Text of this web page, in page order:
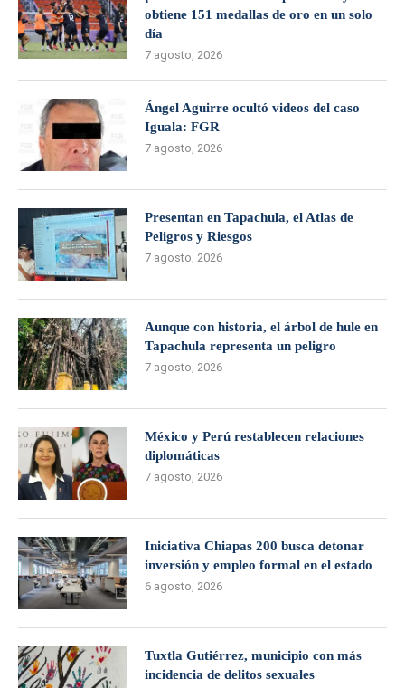
obtiene 151 medallas de oro en un solo
día
7 agosto, 2026
Ángel Aguirre ocultó videos del caso
Iguala: FGR
7 agosto, 2026
Presentan en Tapachula, el Atlas de
Peligros y Riesgos
7 agosto, 2026
Aunque con historia, el árbol de hule en
Tapachula representa un peligro
7 agosto, 2026
México y Perú restablecen relaciones
diplomáticas
7 agosto, 2026
Iniciativa Chiapas 200 busca detonar
inversión y empleo formal en el estado
6 agosto, 2026
Tuxtla Gutiérrez, municipio con más
incidencia de delitos sexuales